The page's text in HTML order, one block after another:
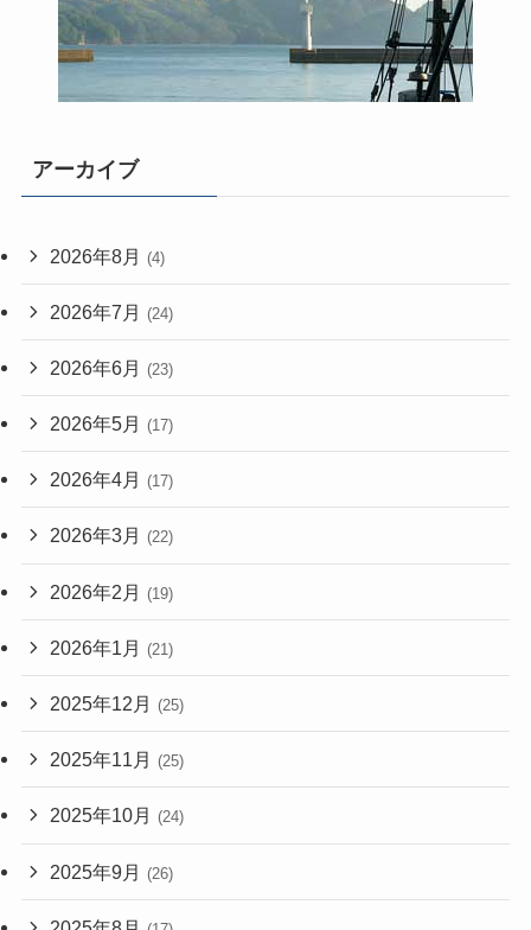
アーカイブ
2026年8月 (4)
2026年7月 (24)
2026年6月 (23)
2026年5月 (17)
2026年4月 (17)
2026年3月 (22)
2026年2月 (19)
2026年1月 (21)
2025年12月 (25)
2025年11月 (25)
2025年10月 (24)
2025年9月 (26)